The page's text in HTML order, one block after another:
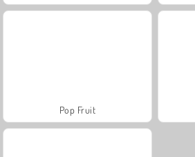
Pop Fruit